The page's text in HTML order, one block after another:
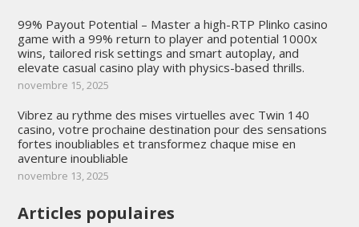
99% Payout Potential – Master a high-RTP Plinko casino
game with a 99% return to player and potential 1000x
wins, tailored risk settings and smart autoplay, and
elevate casual casino play with physics-based thrills.
novembre 15, 2025
Vibrez au rythme des mises virtuelles avec Twin 140
casino, votre prochaine destination pour des sensations
fortes inoubliables et transformez chaque mise en
aventure inoubliable
novembre 13, 2025
Articles populaires